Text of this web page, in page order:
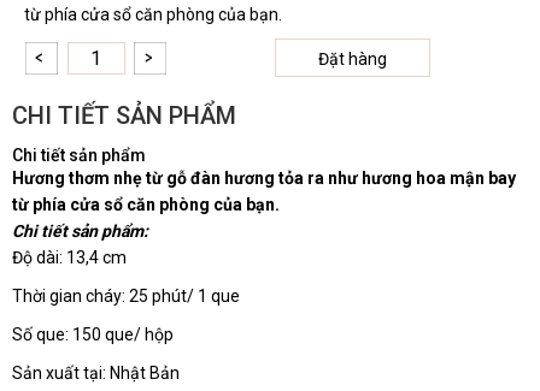
từ phía cửa sổ căn phòng của bạn.
Đặt hàng
CHI TIẾT SẢN PHẨM
Chi tiết sản phẩm
Hương thơm nhẹ từ gỗ đàn hương tỏa ra như hương hoa mận bay
từ phía cửa sổ căn phòng của bạn.
Chi tiết sản phẩm:
Độ dài: 13,4 cm
Thời gian cháy: 25 phút/ 1 que
Số que: 150 que/ hộp
Sản xuất tại: Nhật Bản